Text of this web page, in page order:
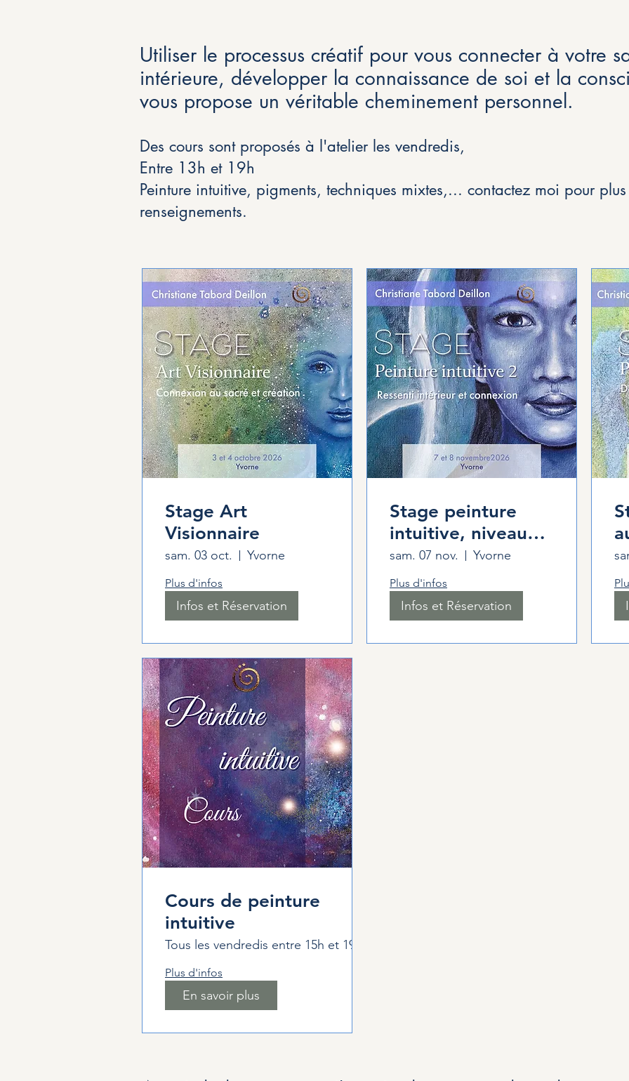
Utiliser le processus créatif pour vous connecter à votre
intérieure, développer la connaissance de soi et la
vous propose un véritable cheminement personnel.
Des cours sont proposés à l'atelier les vendredis,
Entre 13h et 19h
Peinture intuitive, pigments, techniques mixtes,... contactez moi pour
renseignements.
Stage Art
Visionnaire
sam. 03 oct. Yvorne
Plus d'infos
Infos et Réservation
Stage peinture
intuitive, niveau
deux
sam. 07 nov. Yvorne
Plus d'infos
Infos et Réservation
Cours de peinture
intuitive
Tous les vendredis entre 15h et 19h
Plus d'infos
En savoir plus